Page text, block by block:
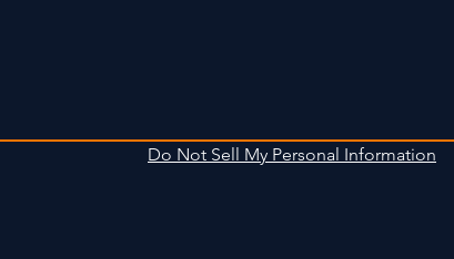
Do Not Sell My Personal Information